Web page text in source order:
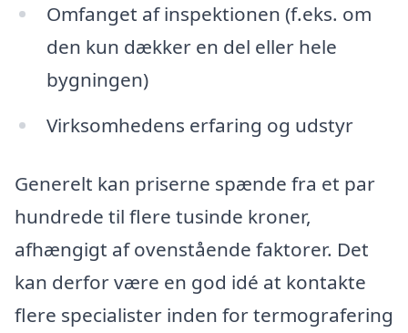
Omfanget af inspektionen (f.eks. om
den kun dækker en del eller hele
bygningen)
Virksomhedens erfaring og udstyr
Generelt kan priserne spænde fra et par
hundrede til flere tusinde kroner,
afhængigt af ovenstående faktorer. Det
kan derfor være en god idé at kontakte
flere specialister inden for termografering